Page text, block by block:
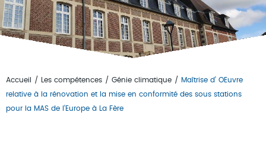
Vous êtes ici
Accueil / Les compétences / Génie climatique /
Maîtrise d’ OEuvre
relative à la rénovation et la mise en conformité des sous stations
pour la MAS de l’Europe à La Fère